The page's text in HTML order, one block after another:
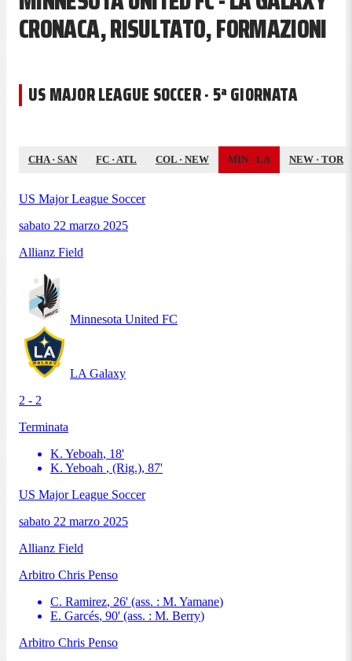
CRONACA, RISULTATO, FORMAZIONI
US MAJOR LEAGUE SOCCER · 5ª GIORNATA
CHA· SAN FC · ATL COL · NEW MIN · LA NEW · TOR
US Major League Soccer
sabato 22 marzo 2025
Allianz Field
Minnesota United FC
LA Galaxy
2 - 2
Terminata
K. Yeboah, 18'
K. Yeboah , (Rig.), 87'
US Major League Soccer
sabato 22 marzo 2025
Allianz Field
Arbitro Chris Penso
C. Ramirez, 26' (ass. : M. Yamane)
E. Garcés, 90' (ass. : M. Berry)
Arbitro Chris Penso